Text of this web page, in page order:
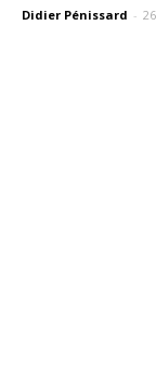
Didier Pénissard -